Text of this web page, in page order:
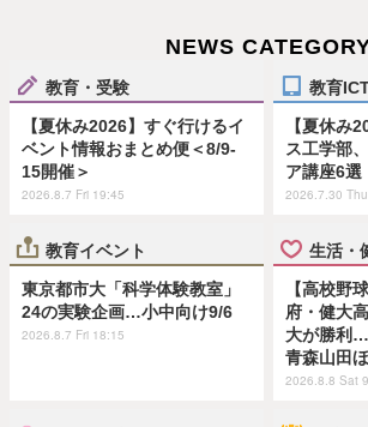
NEWS
教育・受験
【夏休み2026】すぐ行けるイ
ベント情報おまとめ便＜8/9-
15開催＞
2026.8.7 Fri 19:45
教育
【夏休み
ス工学部
ア講座6選
2026.7.30
教育イベント
東京都市大「科学体験教室」
24の実験企画…小中向け9/6
2026.8.7 Fri 18:15
生活・
【高校野
府・健大
大が勝利
青森山田
2026.8.8 Sat